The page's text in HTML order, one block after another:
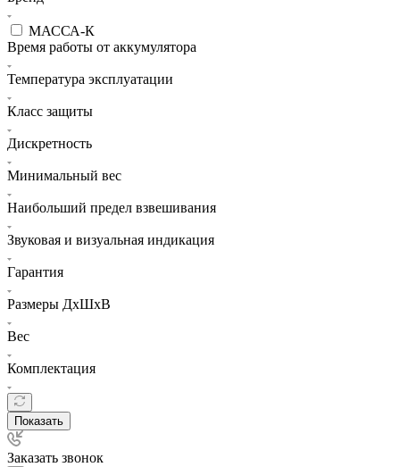
МАССА-К
Время работы от аккумулятора
Температура эксплуатации
Класс защиты
Дискретность
Минимальный вес
Наибольший предел взвешивания
Звуковая и визуальная индикация
Гарантия
Размеры ДхШхВ
Вес
Комплектация
Показать
Заказать звонок